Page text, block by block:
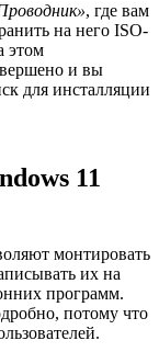
, где вам
на него ISO-
этом
и вы
для инсталляции
11
монтировать
их на
программ.
потому что